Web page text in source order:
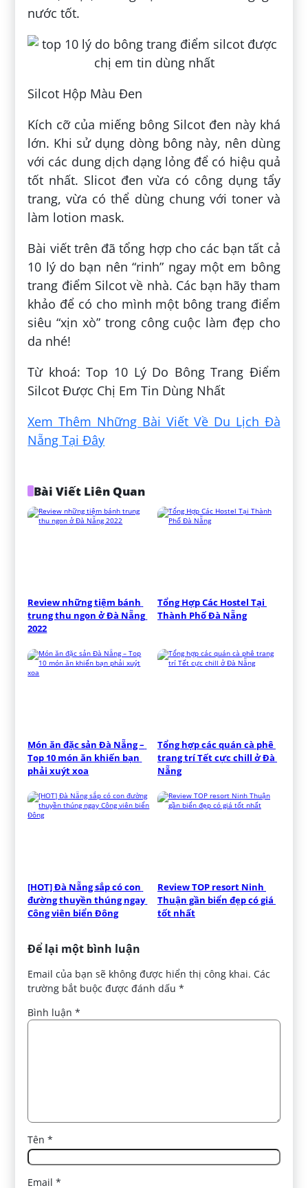
nước tốt.
Silcot Hộp Màu Đen
Kích cỡ của miếng bông Silcot đen này khá
lớn. Khi sử dụng dòng bông này, nên dùng
với các dung dịch dạng lỏng để có hiệu quả
tốt nhất. Slicot đen vừa có công dụng tẩy
trang, vừa có thể dùng chung với toner và
làm lotion mask.
Bài viết trên đã tổng hợp cho các bạn tất cả
10 lý do bạn nên “rinh” ngay một em bông
trang điểm Silcot về nhà. Các bạn hãy tham
khảo để có cho mình một bông trang điểm
siêu “xịn xò” trong công cuộc làm đẹp cho
da nhé!
Từ khoá: Top 10 Lý Do Bông Trang Điểm
Silcot Được Chị Em Tin Dùng Nhất
Xem Thêm Những Bài Viết Về Du Lịch Đà
Nẵng Tại Đây
Bài Viết Liên Quan
Review những tiệm bánh
trung thu ngon ở Đà Nẵng
2022
Tổng Hợp Các Hostel Tại
Thành Phố Đà Nẵng
Món ăn đặc sản Đà Nẵng –
Top 10 món ăn khiến bạn
phải xuýt xoa
Tổng hợp các quán cà phê
trang trí Tết cực chill ở Đà
Nẵng
[HOT] Đà Nẵng sắp có con
đường thuyền thúng ngay
Công viên biển Đông
Review TOP resort Ninh
Thuận gần biển đẹp có giá
tốt nhất
Để lại một bình luận
Email của bạn sẽ không được hiển thị công khai. Các
trường bắt buộc được đánh dấu*
Bình luận*
Tên*
Email*